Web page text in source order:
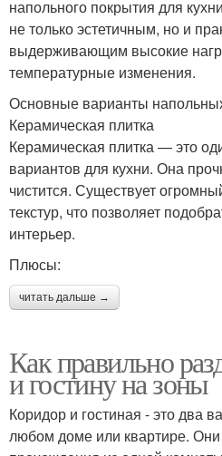
напольного покрытия для
не только эстетичным, но и
выдерживающим высокие
температурные изменения.
Основные варианты
Керамическая плитка
Керамическая плитка — это
вариантов для кухни. Она
чистится. Существует
текстур, что позволяет
интерьер.
Плюсы:
читать дальше →
Как правильно
и гостину на зоны
Коридор и гостиная - это два
любом доме или квартире. Они